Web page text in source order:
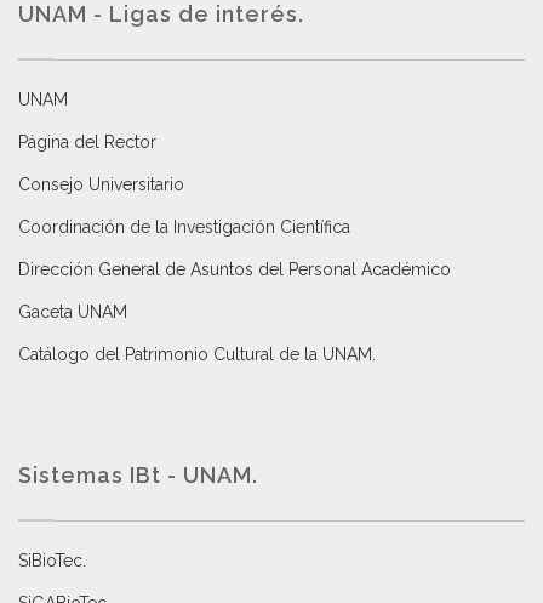
UNAM - Ligas de interés.
UNAM
Página del Rector
Consejo Universitario
Coordinación de la Investigación Científica
Dirección General de Asuntos del Personal Académico
Gaceta UNAM
Catálogo del Patrimonio Cultural de la UNAM.
Sistemas IBt - UNAM.
SiBioTec